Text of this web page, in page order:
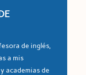
de inglés,
a mis
academias de